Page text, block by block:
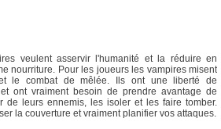
veulent asservir l'humanité et la réduire en
nourriture. Pour les joueurs les vampires misent
le combat de mêlée. Ils ont une liberté de
ont vraiment besoin de prendre avantage de
de leurs ennemis, les isoler et les faire tomber.
la couverture et vraiment planifier vos attaques.